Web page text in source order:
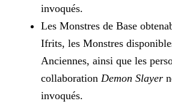
invoqués.
Les Monstres de Base
Ifrits, les Monstres
Anciennes, ainsi que les
collaboration Demon Slayer
invoqués.